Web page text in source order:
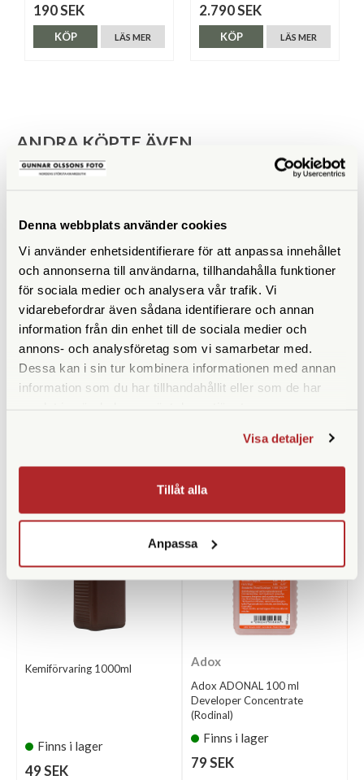
Denna webbplats använder cookies
Vi använder enhetsidentifierare för att anpassa innehållet
och annonserna till användarna, tillhandahålla funktioner
för sociala medier och analysera vår trafik. Vi
vidarebefordrar även sådana identifierare och annan
information från din enhet till de sociala medier och
annons- och analysföretag som vi samarbetar med.
Dessa kan i sin tur kombinera informationen med annan
information som du har tillhandahållit eller som de har
Visa detaljer
Tillåt alla
Anpassa
190 SEK
LÄS MER
KÖP
2.790 SEK
LÄS MER
KÖP
ANDRA KÖPTE ÄVEN
Manfrotto
Manfrotto 147 (Adapter
3/8"-1/4" Hane/Hane)
LÄS MER
KÖP
Small B/W Thermometer
Without Mercury
LÄS MER
KÖP
Kemiförvaring 1000ml
Finns i lager
49 SEK
Adox
Adox ADONAL 100 ml
Developer Concentrate
(Rodinal)
Finns i lager
79 SEK